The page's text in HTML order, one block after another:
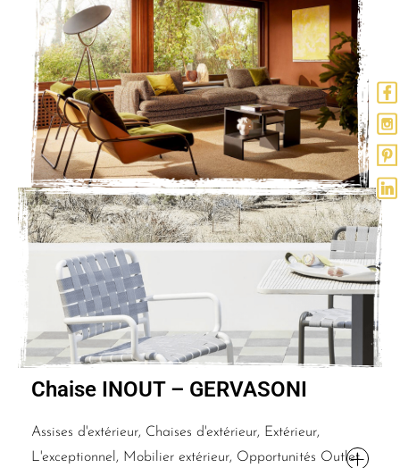
Chaise INOUT – GERVASONI
Assises d'extérieur, Chaises d'extérieur, Extérieur,
L'exceptionnel, Mobilier extérieur, Opportunités Outlet